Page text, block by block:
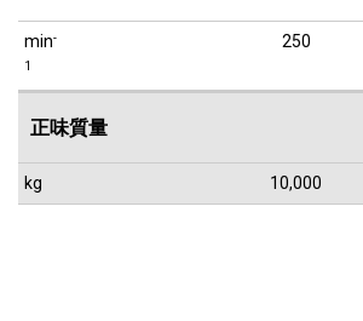
min-
1
250
正味質量
kg 10,000